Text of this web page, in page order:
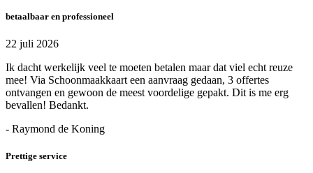
betaalbaar en professioneel
22 juli 2026
Ik dacht werkelijk veel te moeten betalen maar dat viel echt reuze
mee! Via Schoonmaakkaart een aanvraag gedaan, 3 offertes
ontvangen en gewoon de meest voordelige gepakt. Dit is me erg
bevallen! Bedankt.
- Raymond de Koning
Prettige service